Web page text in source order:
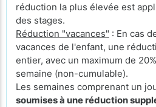
réduction la plus élevée est
des stages.
Réduction "vacances" : En cas
vacances de l'enfant, une
entier, avec un maximum de
semaine (non-cumulable).
Les semaines comprenant un
soumises à une réduction